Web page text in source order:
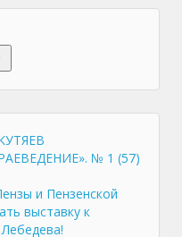
№ 1 (57)
и Пензенской
выставку к